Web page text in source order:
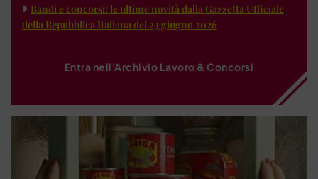
Bandi e concorsi: le ultime novità dalla Gazzetta Ufficiale
della Repubblica Italiana del 23 giugno 2026
Entra nell'Archivio Lavoro & Concorsi